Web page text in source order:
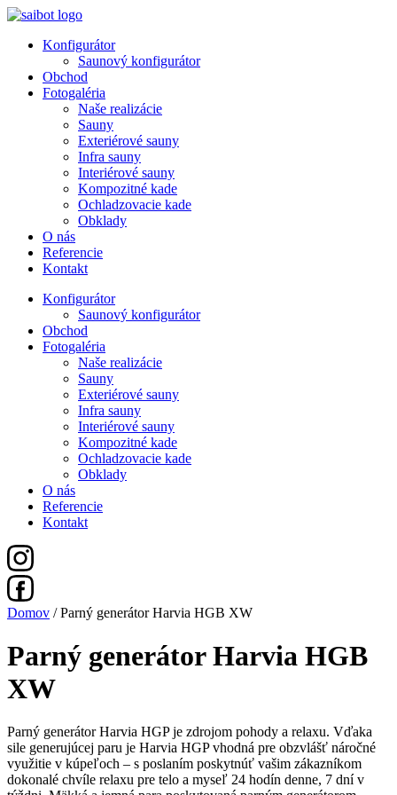
Preskočiť
obsah
Konfigurátor
Saunový konfigurátor
Obchod
Fotogaléria
Naše realizácie
Sauny
Exteriérové sauny
Infra sauny
Interiérové sauny
Kompozitné kade
Ochladzovacie kade
Obklady
O nás
Referencie
Kontakt
Konfigurátor
Saunový konfigurátor
Obchod
Fotogaléria
Naše realizácie
Sauny
Exteriérové sauny
Infra sauny
Interiérové sauny
Kompozitné kade
Ochladzovacie kade
Obklady
O nás
Referencie
Kontakt
Domov / Parný generátor Harvia HGB XW
Parný generátor Harvia HGB
XW
Parný generátor Harvia HGP je zdrojom pohody a relaxu. Vďaka
sile generujúcej paru je Harvia HGP vhodná pre obzvlášť náročné
využitie v kúpeľoch – s poslaním poskytnúť vašim zákazníkom
dokonalé chvíle relaxu pre telo a myseľ 24 hodín denne, 7 dní v